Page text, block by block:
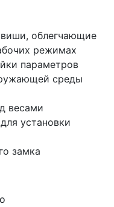
облегчающие
режимах
параметров
среды
весами
установки
замка